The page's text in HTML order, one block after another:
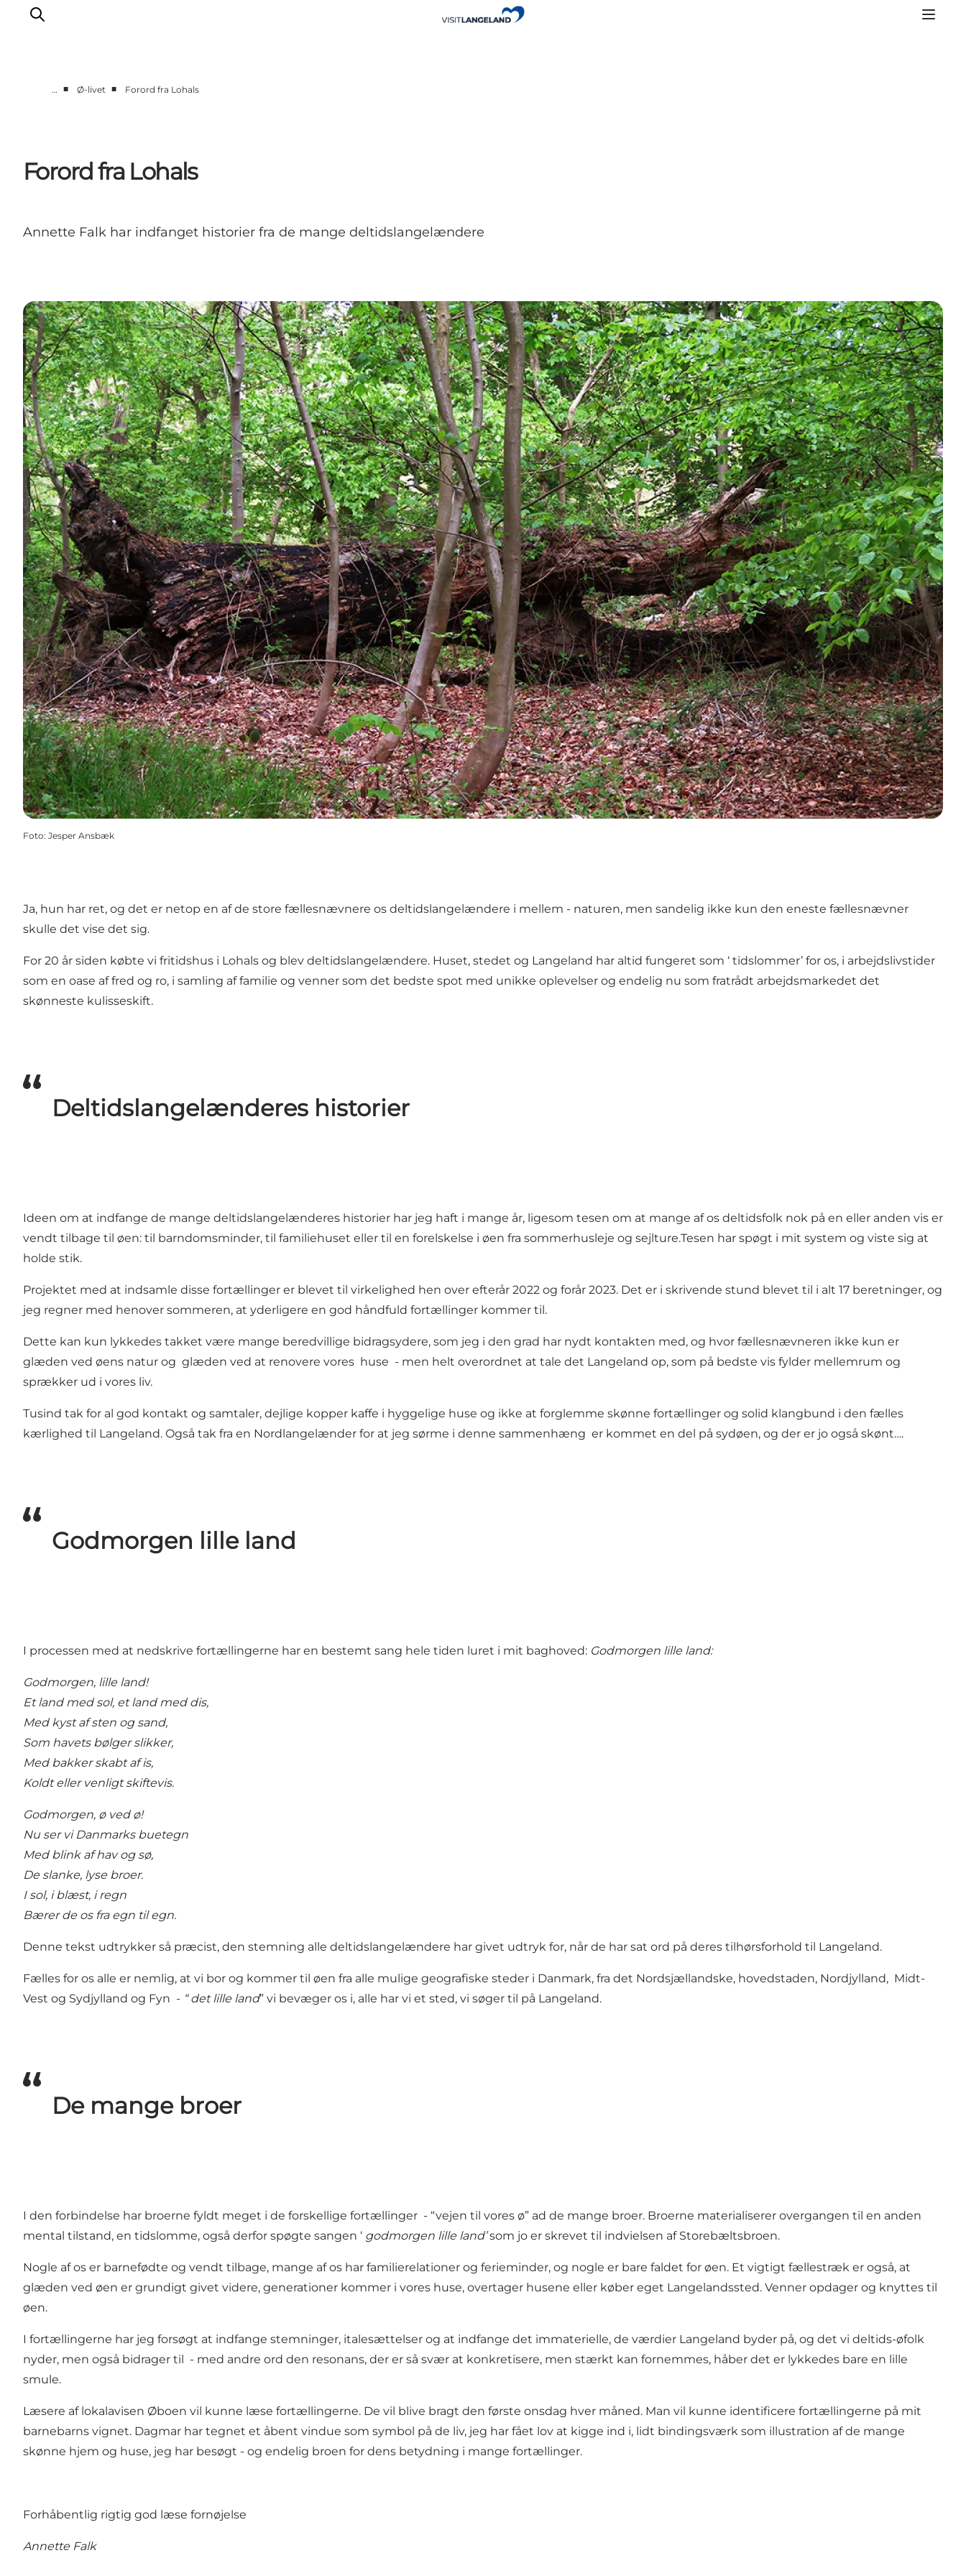
Bolig
Job
Natur og fritid
… ■ Ø-livet ■ Forord fra Lohals
Forord fra Lohals
Annette Falk har indfanget historier fra de mange deltidslangelændere
Foto: Jesper Ansbæk
Ja, hun har ret, og det er netop en af de store fællesnævnere os deltidslangelændere i mellem - naturen, men sandelig ikke kun den eneste fællesnævner
skulle det vise det sig.
For 20 år siden købte vi fritidshus i Lohals og blev deltidslangelændere. Huset, stedet og Langeland har altid fungeret som ‘ tidslommer’ for os, i arbejdslivstider
som en oase af fred og ro, i samling af familie og venner som det bedste spot med unikke oplevelser og endelig nu som fratrådt arbejdsmarkedet det
skønneste kulisseskift.
Deltidslangelænderes historier
Ideen om at indfange de mange deltidslangelænderes historier har jeg haft i mange år, ligesom tesen om at mange af os deltidsfolk nok på en eller anden vis er
vendt tilbage til øen: til barndomsminder, til familiehuset eller til en forelskelse i øen fra sommerhusleje og sejlture.Tesen har spøgt i mit system og viste sig at
holde stik.
Projektet med at indsamle disse fortællinger er blevet til virkelighed hen over efterår 2022 og forår 2023. Det er i skrivende stund blevet til i alt 17 beretninger, og
jeg regner med henover sommeren, at yderligere en god håndfuld fortællinger kommer til.
Dette kan kun lykkedes takket være mange beredvillige bidragsydere, som jeg i den grad har nydt kontakten med, og hvor fællesnævneren ikke kun er
glæden ved øens natur og glæden ved at renovere vores huse - men helt overordnet at tale det Langeland op, som på bedste vis fylder mellemrum og
sprækker ud i vores liv.
Tusind tak for al god kontakt og samtaler, dejlige kopper kaffe i hyggelige huse og ikke at forglemme skønne fortællinger og solid klangbund i den fælles
kærlighed til Langeland. Også tak fra en Nordlangelænder for at jeg sørme i denne sammenhæng er kommet en del på sydøen, og der er jo også skønt….
Godmorgen lille land
I processen med at nedskrive fortællingerne har en bestemt sang hele tiden luret i mit baghoved: Godmorgen lille land:
Godmorgen, lille land!
Et land med sol, et land med dis,
Med kyst af sten og sand,
Som havets bølger slikker,
Med bakker skabt af is,
Koldt eller venligt skiftevis.
Godmorgen, ø ved ø!
Nu ser vi Danmarks buetegn
Med blink af hav og sø,
De slanke, lyse broer.
I sol, i blæst, i regn
Bærer de os fra egn til egn.
Denne tekst udtrykker så præcist, den stemning alle deltidslangelændere har givet udtryk for, når de har sat ord på deres tilhørsforhold til Langeland.
Fælles for os alle er nemlig, at vi bor og kommer til øen fra alle mulige geografiske steder i Danmark, fra det Nordsjællandske, hovedstaden, Nordjylland, Midt-
Vest og Sydjylland og Fyn - “ det lille land” vi bevæger os i, alle har vi et sted, vi søger til på Langeland.
De mange broer
I den forbindelse har broerne fyldt meget i de forskellige fortællinger - “vejen til vores ø” ad de mange broer. Broerne materialiserer overgangen til en anden
mental tilstand, en tidslomme, også derfor spøgte sangen ‘ godmorgen lille land’som jo er skrevet til indvielsen af Storebæltsbroen.
Nogle af os er barnefødte og vendt tilbage, mange af os har familierelationer og ferieminder, og nogle er bare faldet for øen. Et vigtigt fællestræk er også, at
glæden ved øen er grundigt givet videre, generationer kommer i vores huse, overtager husene eller køber eget Langelandssted. Venner opdager og knyttes til
øen.
I fortællingerne har jeg forsøgt at indfange stemninger, italesættelser og at indfange det immaterielle, de værdier Langeland byder på, og det vi deltids-øfolk
nyder, men også bidrager til - med andre ord den resonans, der er så svær at konkretisere, men stærkt kan fornemmes, håber det er lykkedes bare en lille
smule.
Læsere af lokalavisen Øboen vil kunne læse fortællingerne. De vil blive bragt den første onsdag hver måned. Man vil kunne identificere fortællingerne på mit
barnebarns vignet. Dagmar har tegnet et åbent vindue som symbol på de liv, jeg har fået lov at kigge ind i, lidt bindingsværk som illustration af de mange
skønne hjem og huse, jeg har besøgt - og endelig broen for dens betydning i mange fortællinger.
Forhåbentlig rigtig god læse fornøjelse
Annette Falk